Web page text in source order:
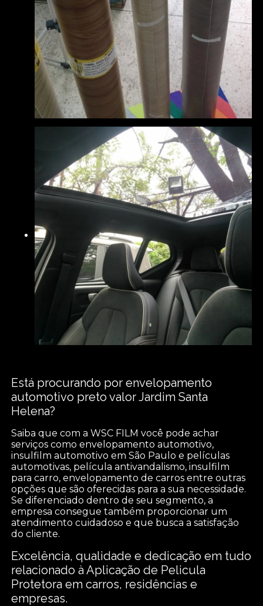
Está procurando por envelopamento
automotivo preto valor Jardim Santa
Helena?
Saiba que com a WSC FILM você pode achar
serviços como envelopamento automotivo,
insulfilm automotivo em São Paulo e películas
automotivas, película antivandalismo, insulfilm
para carro, envelopamento de carros entre outras
opções que são oferecidas para a sua necessidade.
Se diferenciado dentro de seu segmento, a
empresa consegue também proporcionar um
atendimento cuidadoso e que busca a satisfação
do cliente.
Excelência, qualidade e dedicação em tudo
relacionado à Aplicação de Pelicula
Protetora em carros, residências e
empresas.